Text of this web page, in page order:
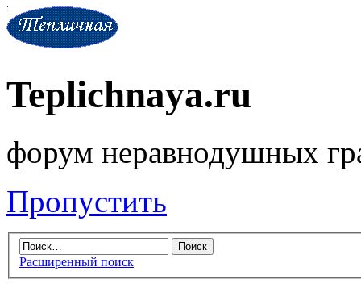
Teplichnaya.ru
форум неравнодушных
Пропустить
Расширенный поиск